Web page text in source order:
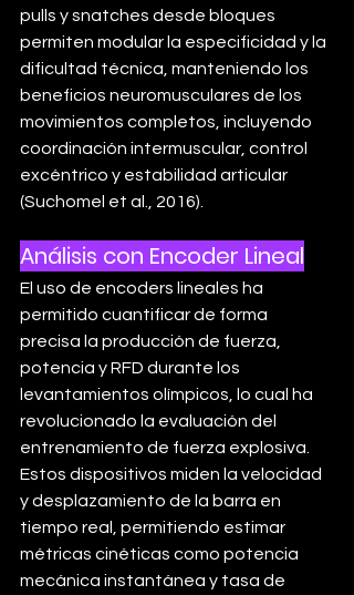
pulls y snatches desde bloques
permiten modular la especificidad y la
dificultad técnica, manteniendo los
beneficios neuromusculares de los
movimientos completos, incluyendo
coordinación intermuscular, control
excéntrico y estabilidad articular
(Suchomel et al., 2016).
Análisis con Encoder Lineal
El uso de encoders lineales ha
permitido cuantificar de forma
precisa la producción de fuerza,
potencia y RFD durante los
levantamientos olímpicos, lo cual ha
revolucionado la evaluación del
entrenamiento de fuerza explosiva.
Estos dispositivos miden la velocidad
y desplazamiento de la barra en
tiempo real, permitiendo estimar
métricas cinéticas como potencia
mecánica instantánea y tasa de